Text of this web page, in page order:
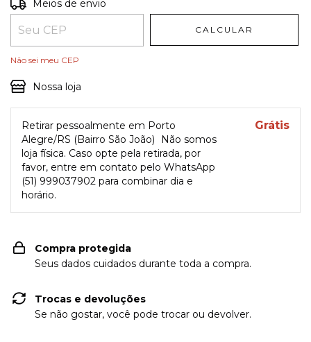
Meios de envio
CALCULAR
Não sei meu CEP
Nossa loja
Retirar pessoalmente em Porto
Alegre/RS (Bairro São João)
Não somos
loja física. Caso opte pela retirada, por
favor, entre em contato pelo WhatsApp
(51) 999037902 para combinar dia e
horário.
Grátis
Compra protegida
Seus dados cuidados durante toda a compra.
Trocas e devoluções
Se não gostar, você pode trocar ou devolver.